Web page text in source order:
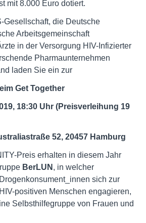
mit 8.000 Euro dotiert.
Gesellschaft, die Deutsche
Arbeitsgemeinschaft
in der Versorgung HIV-Infizierter
Pharmaunternehmen
laden Sie ein zur
Get Together
18:30 Uhr (Preisverleihung 19
52, 20457 Hamburg
Preis erhalten in diesem Jahr
BerLUN , in welcher
sich zur
positiven Menschen engagieren,
Selbsthilfegruppe von Frauen und